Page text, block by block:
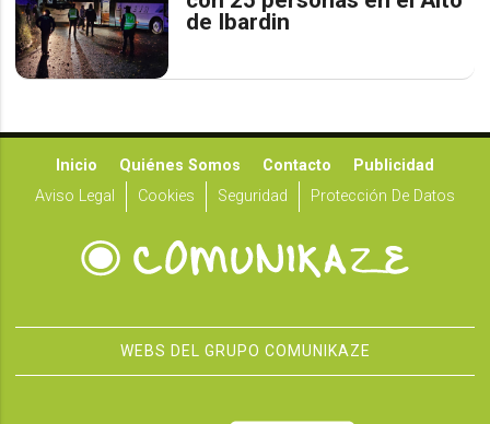
de Ibardin
Inicio Quiénes Somos Contacto
Publicidad
Aviso Legal
Cookies Seguridad Protección De Datos
WEBS DEL GRUPO COMUNIKAZE